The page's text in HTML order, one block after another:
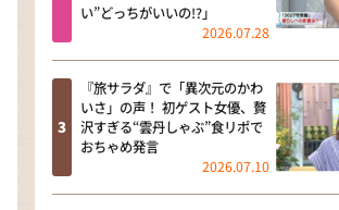
い”どっちがいいの!?」
2026.07.28
『旅サラダ』で「異次元のかわ
いさ」の声！ 初ゲスト女優、贅
沢すぎる“雲丹しゃぶ”食リポで
おちゃめ発言
2026.07.10